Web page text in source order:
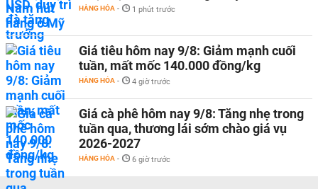
HÀNG HÓA - 1 phút trước
Giá tiêu hôm nay 9/8: Giảm mạnh cuối
tuần, mất mốc 140.000 đồng/kg
HÀNG HÓA - 4 giờ trước
Giá cà phê hôm nay 9/8: Tăng nhẹ trong
tuần qua, thương lái sớm chào giá vụ
2026-2027
HÀNG HÓA - 6 giờ trước